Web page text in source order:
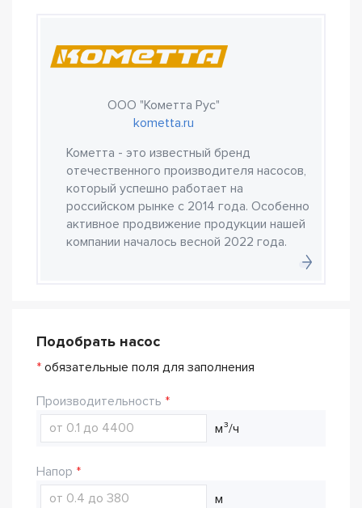
ООО "Кометта Рус"
kometta.ru
Кометта - это известный бренд
отечественного производителя насосов,
который успешно работает на
российском рынке с 2014 года. Особенно
активное продвижение продукции нашей
компании началось весной 2022 года.
Подобрать насос
* обязательные поля для заполнения
Производительность
м³/ч
Напор
м